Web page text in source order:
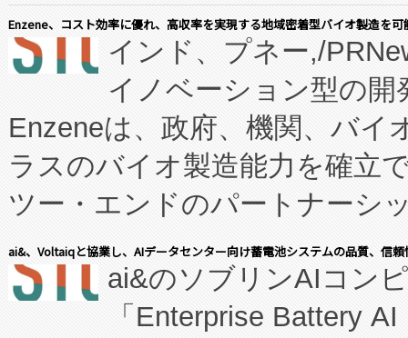
Enzene、コスト効率に優れ、高収率を実現する地域密着型バイオ製造を
インド、プネー,/
イノベーション型の
Enzeneは、政府、機関、バイ
ラスのバイオ製造能力を確立
ツー・エンドのパートナーシ
表しました。 同社の実績ある
manufacturing™ (FCCM™) プ
たNeXは、バイオ医薬品製造
ai&、Voltaiqと協業し、AIデータセンター向け蓄電池システムの品質、信
ai&のソブリンAIコン
「Enterprise Battery